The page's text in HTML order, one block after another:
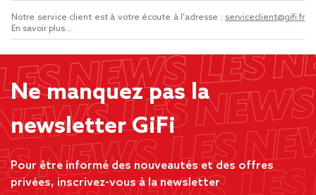
Notre service client est à votre écoute à l'adresse : serviceclient@gifi.fr
En savoir plus...
Ne manquez pas la
newsletter GiFi
Pour être informé des nouveautés et des offres
privées, inscrivez-vous à la newsletter